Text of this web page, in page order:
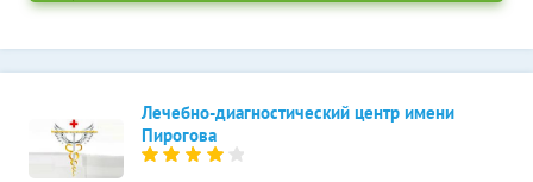
Лечебно-диагностический центр имени
Пирогова